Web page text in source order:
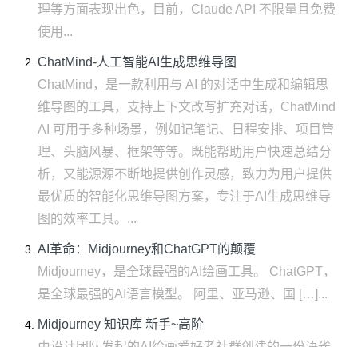
理等方面表现出色，目前，Claude API 不限量且免费
使用...
ChatMind-人工智能AI生成思维导图
ChatMind，是一款利用与 AI 的对话中生成和编辑思
维导图的工具，支持上下文改写扩充对话，ChatMind
AI 可用于多种场景，例如记笔记、日程安排、项目管
理、头脑风暴、框架等等。既能帮助用户快速总结分
析，又能源源不断地提供创作灵感，致力为用户提供
最优质的智能化思维导图方案，专注于AI生成思维导
图的效率工具。...
AI革命：Midjourney和ChatGPT的颠覆
Midjourney，是全球最强的AI绘画工具。 ChatGPT，
是全球最强的AI语言模型。 阿里、亚马逊、国 […]...
Midjourney 知识库 新手~高阶